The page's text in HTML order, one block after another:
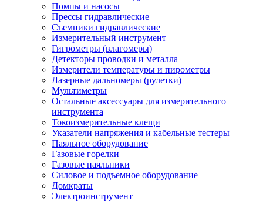
Помпы и насосы
Прессы гидравлические
Съемники гидравлические
Измерительный инструмент
Гигрометры (влагомеры)
Детекторы проводки и металла
Измерители температуры и пирометры
Лазерные дальномеры (рулетки)
Мультиметры
Остальные аксессуары для измерительного
инструмента
Токоизмерительные клещи
Указатели напряжения и кабельные тестеры
Паяльное оборудование
Газовые горелки
Газовые паяльники
Силовое и подъемное оборудование
Домкраты
Электроинструмент